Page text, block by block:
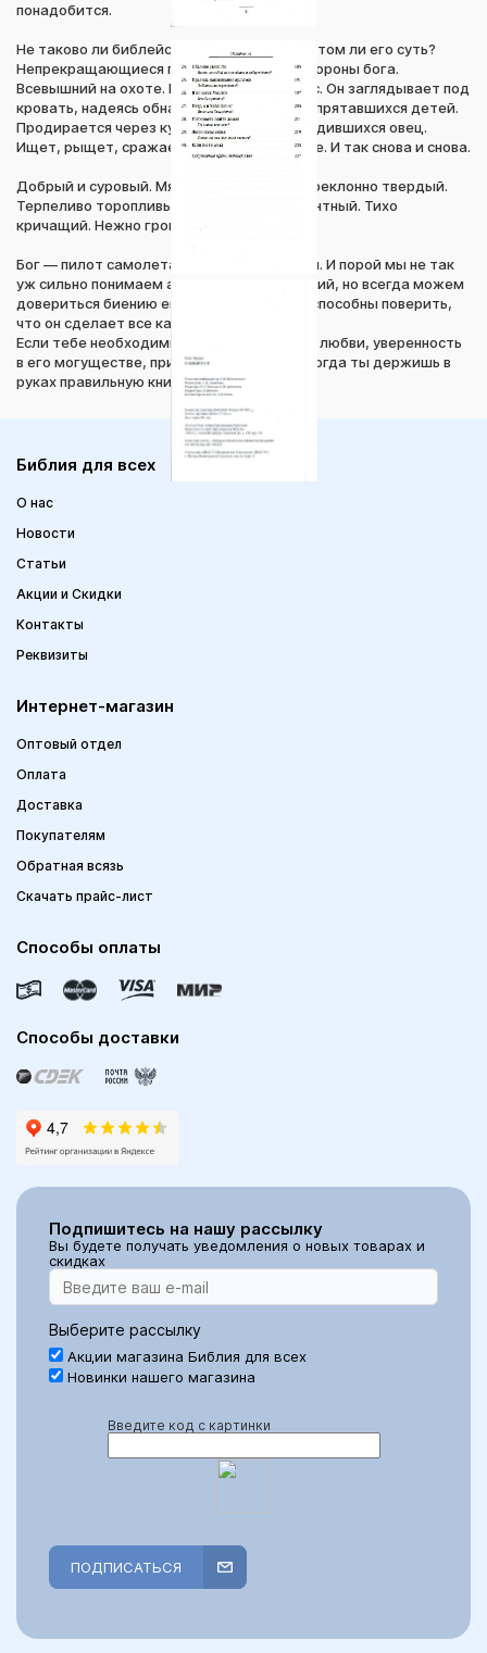
понадобится.
Не таково ли библейское послание? Не в этом ли его суть?
Непрекращающиеся преследования со стороны бога.
Всевышний на охоте. Господь, ищущий нас. Он заглядывает под
кровать, надеясь обнаружить там своих спрятавшихся детей.
Продирается через кусты в поисках заблудившихся овец.
Ищет, рыщет, сражается, тянет нас к себе. И так снова и снова.
Добрый и суровый. Мягкий и строгий. Непреклонно твердый.
Терпеливо торопливый. Страстно толерантный. Тихо
кричащий. Нежно громыхающий.
Бог — пилот самолета, а мы — пассажиры. И порой мы не так
уж сильно понимаем алгоритм его действий, но всегда можем
довериться биению его сердца. Мы ведь способны поверить,
что он сделает все как надо?
Если тебе необходимы напоминание о его любви, уверенность
в его могуществе, пример его доброты, тогда ты держишь в
руках правильную книгу.
Библия для всех
О нас
Новости
Статьи
Акции и Скидки
Контакты
Реквизиты
Интернет-магазин
Оптовый отдел
Оплата
Доставка
Покупателям
Обратная всязь
Скачать прайс-лист
Способы оплаты
Способы доставки
Подпишитесь на нашу рассылку
Вы будете получать уведомления о новых товарах и
скидках
Выберите рассылку
Акции магазина Библия для всех
Новинки нашего магазина
Введите код с картинки
ПОДПИСАТЬСЯ